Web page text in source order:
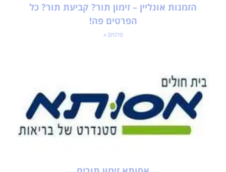
הזמנות אונליין – זימון תור? קביעת תור? כל
הפרטים פה!
פרטים »